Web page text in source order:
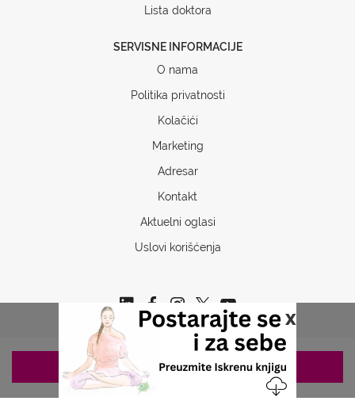
x
Lista doktora
SERVISNE INFORMACIJE
O nama
Politika privatnosti
Kolačići
Marketing
Adresar
Kontakt
Aktuelni oglasi
Uslovi korišćenja
Copyrights © 2026 Sva prava www.stetoskop.info
ZAKAZIVANJE 063/687-460